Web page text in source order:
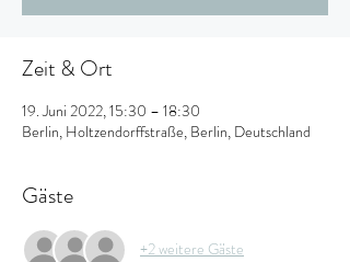
Zeit & Ort
19. Juni 2022, 15:30 – 18:30
Berlin, Holtzendorffstraße, Berlin, Deutschland
Gäste
+2 weitere Gäste